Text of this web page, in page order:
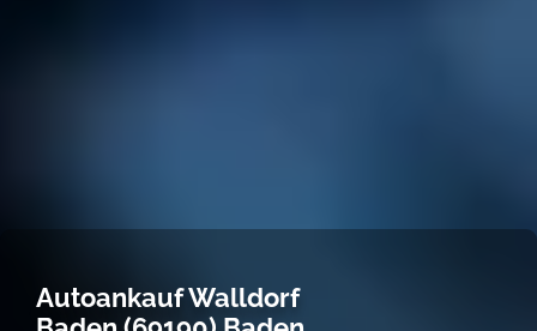
Autoankauf Walldorf